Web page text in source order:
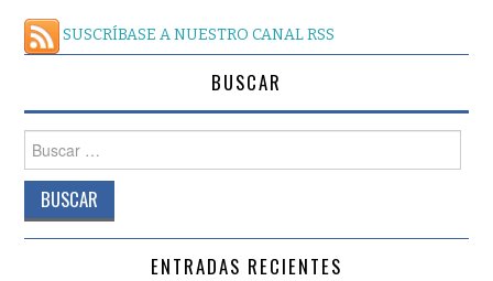
SUSCRÍBASE A NUESTRO CANAL RSS
BUSCAR
ENTRADAS RECIENTES